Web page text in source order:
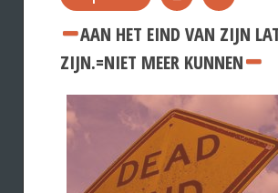
AAN HET EIND VAN ZIJN
ZIJN.=NIET MEER KUNNEN